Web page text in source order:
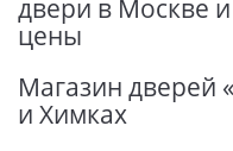
двери в Москве
цены
Магазин дверей
и Химках